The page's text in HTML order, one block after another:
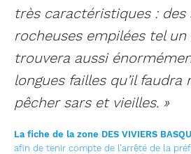
très caractéristiques : des
rocheuses empilées tel
trouvera aussi
longues failles qu’il faudra
pêcher sars et vieilles. »
La fiche de la zone DES VIVIERS
afin de tenir compte de l’arrêté de la